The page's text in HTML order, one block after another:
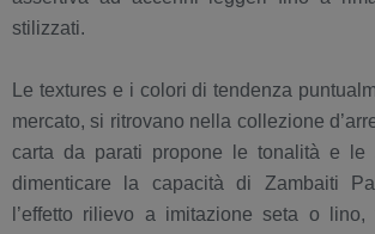
stilizzati.
Le textures e i colori di tendenza
mercato, si ritrovano nella collezione
carta da parati propone le tonalità e le
dimenticare la capacità di Zambaiti
l’effetto rilievo a imitazione seta o